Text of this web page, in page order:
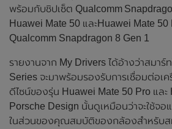
พร้อมกับชิปเซ็ต Qualcomm
Huawei Mate 50 และHuawei Mate
Qualcomm Snapdragon 8 Gen 1
รายงานจาก My Drivers ได้อ้างว่าสมา
Series จะมาพร้อมรองรับการเชื่อมต่อเ
ดีไซน์ของรุ่น Huawei Mate 50 Pro และ
Porsche Design นั้นดูเหมือนว่าจะใช้จ
ในส่วนของคุณสมบัติของกล้องสำหรับส